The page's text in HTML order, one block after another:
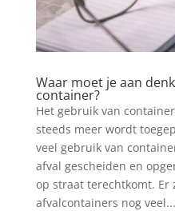
Waar moet je aan
container?
Het gebruik van
steeds meer wordt
veel gebruik van
afval gescheiden en
op straat terechtkomt. Er
afvalcontainers nog veel...